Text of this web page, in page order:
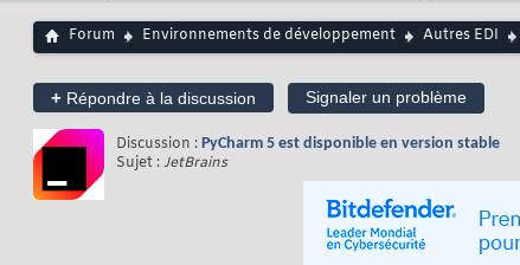
Forum Environnements de développement Autres EDI
+ Répondre à la discussion Signaler un problème
Discussion : PyCharm 5 est disponible en version stable
Sujet :JetBrains